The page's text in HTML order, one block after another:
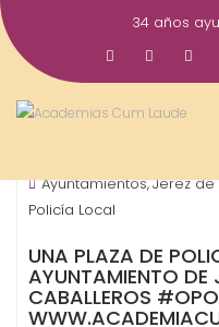
Saltar
al
contenido
34 años
Oct
2017
Ayuntamientos,Jerez
Policía Local
UNA PLAZA DE
AYUNTAMIENTO DE
CABALLEROS